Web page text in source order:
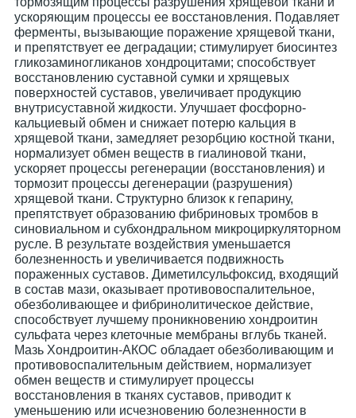
ускоряющим процессы ее восстановления. Подавляет
ферменты, вызывающие поражение хрящевой ткани,
и препятствует ее деградации; стимулирует биосинтез
гликозаминогликанов хондроцитами; способствует
восстановлению суставной сумки и хрящевых
поверхностей суставов, увеличивает продукцию
внутрисуставной жидкости. Улучшает фосфорно-
кальциевый обмен и снижает потерю кальция в
хрящевой ткани, замедляет резорбцию костной ткани,
нормализует обмен веществ в гиалиновой ткани,
ускоряет процессы регенерации (восстановления) и
тормозит процессы дегенерации (разрушения)
хрящевой ткани. Структурно близок к гепарину,
препятствует образованию фибриновых тромбов в
синовиальном и субхондральном микроциркуляторном
русле. В результате воздействия уменьшается
болезненность и увеличивается подвижность
пораженных суставов. Диметилсульфоксид, входящий
в состав мази, оказывает противовоспалительное,
обезболивающее и фибринолитическое действие,
способствует лучшему проникновению хондроитин
сульфата через клеточные мембраны вглубь тканей.
Мазь Хондроитин-АКОС обладает обезболивающим и
противовоспалительным действием, нормализует
обмен веществ и стимулирует процессы
восстановления в тканях суставов, приводит к
уменьшению или исчезновению болезненности в